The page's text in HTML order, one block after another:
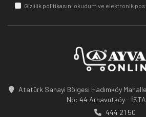
Gizlilik politikasını okudum ve elektronik
Atatürk Sanayi Bölgesi Hadımköy
No: 44 Arnavutköy -
444 21 50